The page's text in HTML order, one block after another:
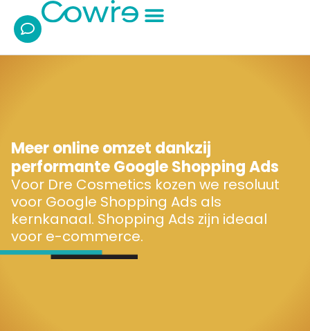
Meer online omzet dankzij
performante Google Shopping Ads
Voor Dre Cosmetics kozen we resoluut
voor Google Shopping Ads als
kernkanaal. Shopping Ads zijn ideaal
voor e-commerce.